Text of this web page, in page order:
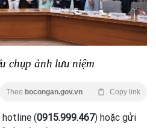
chụp ảnh lưu niệm
Theo bocongan.gov.vn Copy link
hotline (0915.999.467) hoặc gửi